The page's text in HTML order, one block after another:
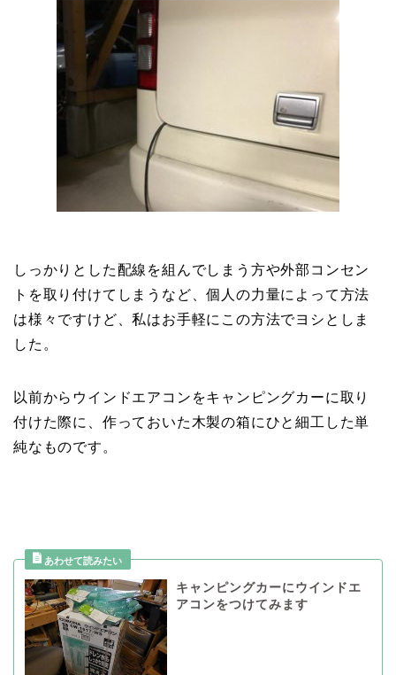
しっかりとした配線を組んでしまう方や外部コンセン
トを取り付けてしまうなど、個人の力量によって方法
は様々ですけど、私はお手軽にこの方法でヨシとしま
した。
以前からウインドエアコンをキャンピングカーに取り
付けた際に、作っておいた木製の箱にひと細工した単
純なものです。
キャンピングカーにウインドエ
アコンをつけてみます